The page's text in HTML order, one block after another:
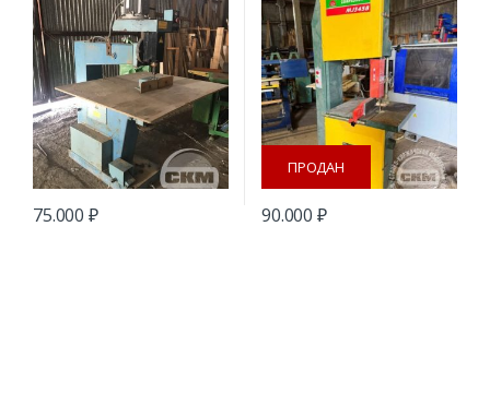
75.000₽
ПРОДАН
90.000₽